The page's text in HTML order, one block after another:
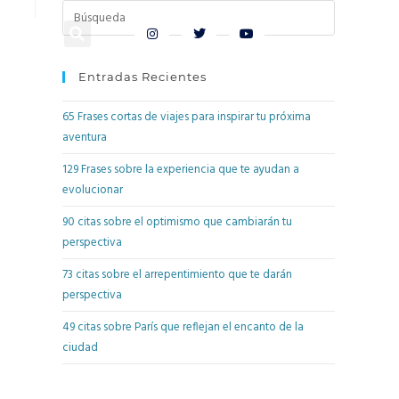
Entradas Recientes
65 Frases cortas de viajes para inspirar tu próxima
aventura
129 Frases sobre la experiencia que te ayudan a
evolucionar
90 citas sobre el optimismo que cambiarán tu
perspectiva
73 citas sobre el arrepentimiento que te darán
perspectiva
49 citas sobre París que reflejan el encanto de la
ciudad